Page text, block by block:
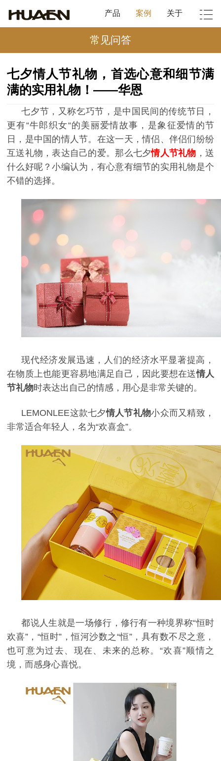
产品 案例 关于
常见问答
七夕情人节礼物，首选心意和细节满
满的实用礼物！——华恩
七夕节，又称乞巧节，是中国民间的传统节日，
更有“牛郎织女“的美丽爱情故事，是象征爱情的节
日，是中国的情人节。在这一天，情侣、伴侣们纷纷
互送礼物，表达自己的爱。那么七夕情人节礼物 ，送
什么好呢？小编认为，有心意有细节的实用礼物是个
不错的选择。
现代经济发展迅速，人们的经济水平显著提高，
在物质上也能更容易地满足自己，因此要想在送情人
节礼物时表达出自己的情感，用心是非常关键的。
LEMONLEE这款七夕情人节礼物小众而又精致，
非常适合年轻人，名为“欢喜盒”。
都说人生就是一场修行，修行有一种境界称“恒时
欢喜”，“恒时”，恒河沙数之“恒”，具有数不尽之意，
也可意为过去、现在、未来的总称。“欢喜”顺情之
境，而感身心喜悦。